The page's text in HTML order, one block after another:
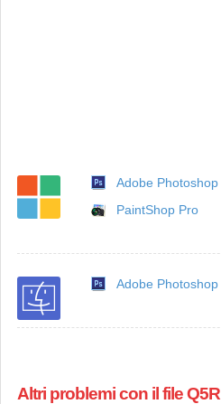
Adobe Photoshop
PaintShop Pro
Adobe Photoshop
Altri problemi con il file Q5R